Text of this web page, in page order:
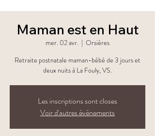
Maman est en Haut
mer. 02 avr.
  |
Orsières
Retraite postnatale maman-bébé de 3 jours et
deux nuits à La Fouly, VS.
Les inscriptions sont closes
Voir d'autres événements